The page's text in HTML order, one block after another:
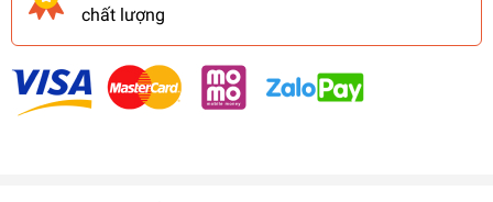
chất lượng